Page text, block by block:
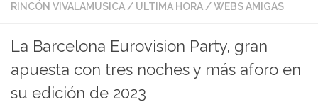
RINCÓN VIVALAMUSICA/ ULTIMA HORA/WEBS AMIGAS
La Barcelona Eurovision Party, gran
apuesta con tres noches y más aforo en
su edición de 2023